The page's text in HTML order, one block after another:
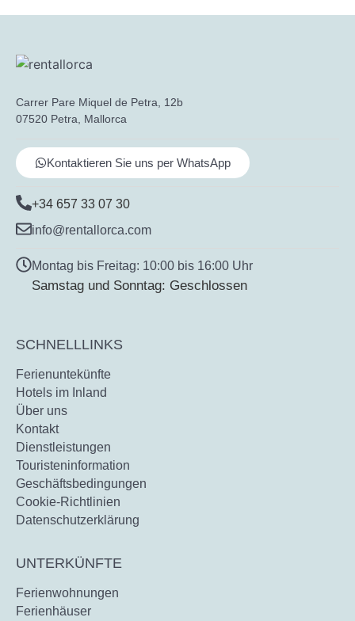
Carrer Pare Miquel de Petra, 12b
07520 Petra, Mallorca
Kontaktieren Sie uns per WhatsApp
+34 657 33 07 30
info@rentallorca.com
Montag bis Freitag: 10:00 bis 16:00 Uhr
Samstag und Sonntag: Geschlossen
SCHNELLLINKS
Ferienuntekünfte
Hotels im Inland
Über uns
Kontakt
Dienstleistungen
Touristeninformation
Geschäftsbedingungen
Cookie-Richtlinien
Datenschutzerklärung
UNTERKÜNFTE
Ferienwohnungen
Ferienhäuser